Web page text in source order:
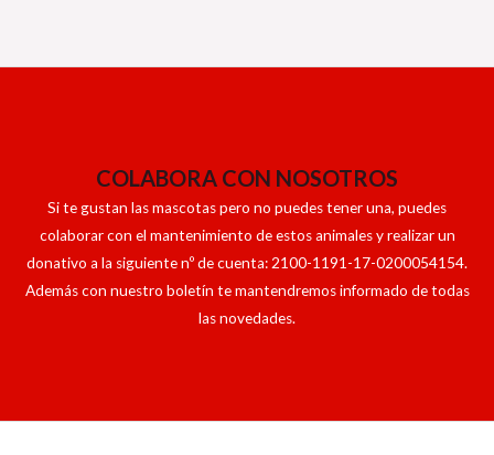
COLABORA CON NOSOTROS
Si te gustan las mascotas pero no puedes tener una, puedes
colaborar con el mantenimiento de estos animales y realizar un
donativo a la siguiente nº de cuenta: 2100-1191-17-0200054154.
Además con nuestro boletín te mantendremos informado de todas
las novedades.